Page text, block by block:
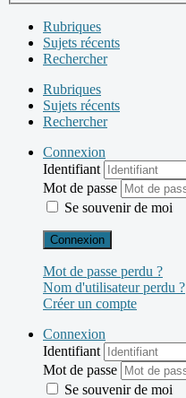
Rubriques
Sujets récents
Rechercher
Rubriques
Sujets récents
Rechercher
Connexion
Identifiant
Mot de passe
Se souvenir de moi
Connexion
Mot de passe perdu ?
Nom d'utilisateur perdu ?
Créer un compte
Connexion
Identifiant
Mot de passe
Se souvenir de moi